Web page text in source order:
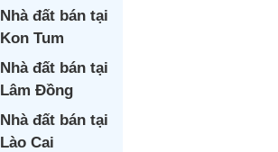
Nhà đất bán tại
Kon Tum
Nhà đất bán tại
Lâm Đồng
Nhà đất bán tại
Lào Cai